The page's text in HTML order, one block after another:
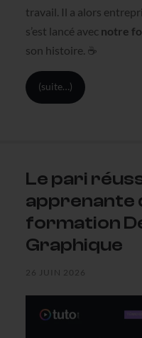
travail. Il a alors
s’est lancé avec notre
son histoire. ☕️
(suite…)
Le pari
apprenante
formation
Graphique
26 JUIN 2026